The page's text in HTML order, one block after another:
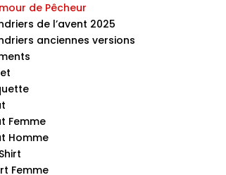
de l’avent 2025
anciennes versions
Femme
Homme
Femme